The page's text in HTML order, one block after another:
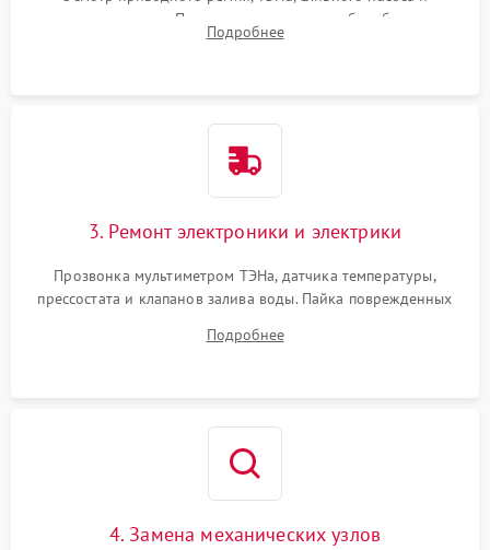
амортизаторов. Проверка подшипников барабана и
крестовины на износ, а манжеты люка на разрывы.
Подробнее
3. Ремонт электроники и электрики
Прозвонка мультиметром ТЭНа, датчика температуры,
прессостата и клапанов залива воды. Пайка поврежденных
Восстановление целостности проводки и контактов.
Подробнее
4. Замена механических узлов